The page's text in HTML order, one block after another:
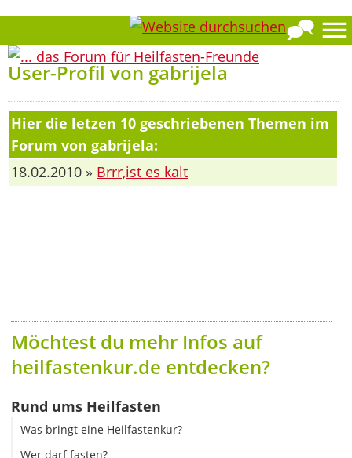
User-Profil von gabrijela
Hier die letzen 10 geschriebenen Themen im
Forum von gabrijela:
18.02.2010 » Brrr,ist es kalt
Möchtest du mehr Infos auf
heilfastenkur.de entdecken?
Rund ums Heilfasten
Was bringt eine Heilfastenkur?
Wer darf fasten?